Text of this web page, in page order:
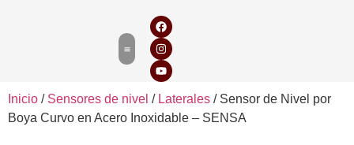
Inicio / Sensores de nivel / Laterales / Sensor de Nivel por
Boya Curvo en Acero Inoxidable – SENSA